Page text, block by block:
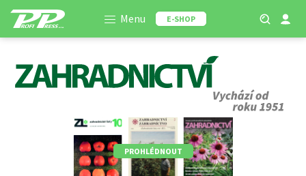
Menu E-SHOP
PROHLÉDNOUT